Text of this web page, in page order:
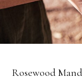
Rosewood